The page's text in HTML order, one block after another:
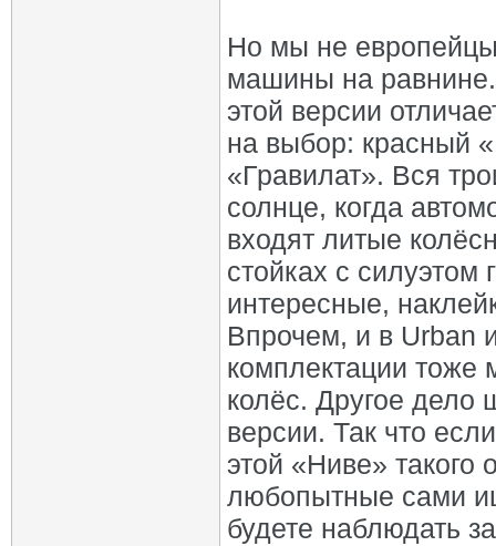
Но мы не
машины на
этой версии
на выбор: красный
«Гравилат». Вся
солнце, когда
входят литые
стойках с
интересные,
Впрочем, и в Urban
комплектации тоже
колёс. Другое дело
версии. Так что
этой «Ниве» такого
любопытные сами
будете наблюдать